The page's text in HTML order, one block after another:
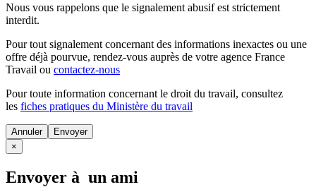
Nous vous rappelons que le signalement abusif est strictement
interdit.
Pour tout signalement concernant des informations inexactes ou une
offre déjà pourvue, rendez-vous auprès de votre agence France
Travail ou contactez-nous
Pour toute information concernant le droit du travail, consultez
les fiches pratiques du Ministère du travail
Annuler
×
Envoyer à un ami